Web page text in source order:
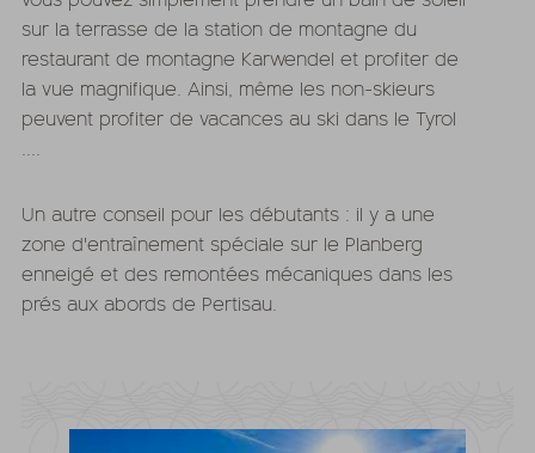
sur la terrasse de la station de montagne du
restaurant de montagne Karwendel et profiter de
la vue magnifique. Ainsi, même les non-skieurs
peuvent profiter de vacances au ski dans le Tyrol
....
Un autre conseil pour les débutants : il y a une
zone d'entraînement spéciale sur le Planberg
enneigé et des remontées mécaniques dans les
prés aux abords de Pertisau.